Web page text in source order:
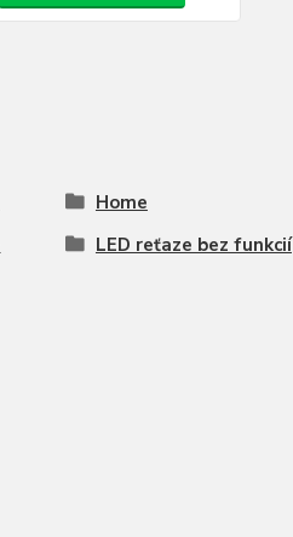
Home
LED reťaze bez funkcií